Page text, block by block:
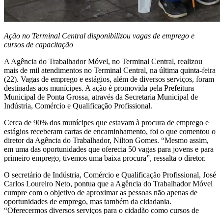
Ação no Terminal Central disponibilizou vagas de emprego e
cursos de capacitação
A Agência do Trabalhador Móvel, no Terminal Central, realizou
mais de mil atendimentos no Terminal Central, na última quinta-feira
(22). Vagas de emprego e estágios, além de diversos serviços, foram
destinadas aos munícipes. A ação é promovida pela Prefeitura
Municipal de Ponta Grossa, através da Secretaria Municipal de
Indústria, Comércio e Qualificação Profissional.
Cerca de 90% dos munícipes que estavam à procura de emprego e
estágios receberam cartas de encaminhamento, foi o que comentou o
diretor da Agência do Trabalhador, Nilton Gomes. “Mesmo assim,
em uma das oportunidades que oferecia 50 vagas para jovens e para
primeiro emprego, tivemos uma baixa procura”, ressalta o diretor.
O secretário de Indústria, Comércio e Qualificação Profissional, José
Carlos Loureiro Neto, pontua que a Agência do Trabalhador Móvel
cumpre com o objetivo de aproximar as pessoas não apenas de
oportunidades de emprego, mas também da cidadania.
“Oferecermos diversos serviços para o cidadão como cursos de